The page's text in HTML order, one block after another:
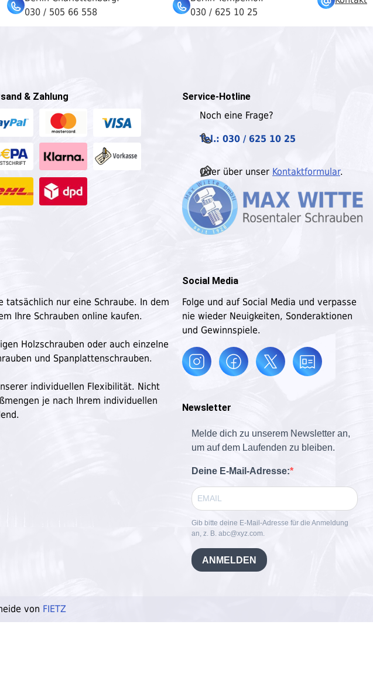
030 / 505 66 558
030 / 625 10 25
& Zahlung
Service-Hotline
Noch eine Frage?
Tel.: 030 / 625 10 25
Oder über unser Kontaktformular.
tatsächlich nur eine Schraube. In dem
Ihre Schrauben online kaufen.
Holzschrauben oder auch einzelne
und Spanplattenschrauben.
individuellen Flexibilität. Nicht
je nach Ihrem individuellen
Social Media
Folge und auf Social Media und verpasse
nie wieder Neuigkeiten, Sonderaktionen
und Gewinnspiele.
Newsletter
Melde dich zu unserem Newsletter an,
um auf dem Laufenden zu bleiben.
Deine E-Mail-Adresse:
Gib bitte deine E-Mail-Adresse für die Anmeldung
an, z. B. abc@xyz.com.
ANMELDEN
von FIETZ